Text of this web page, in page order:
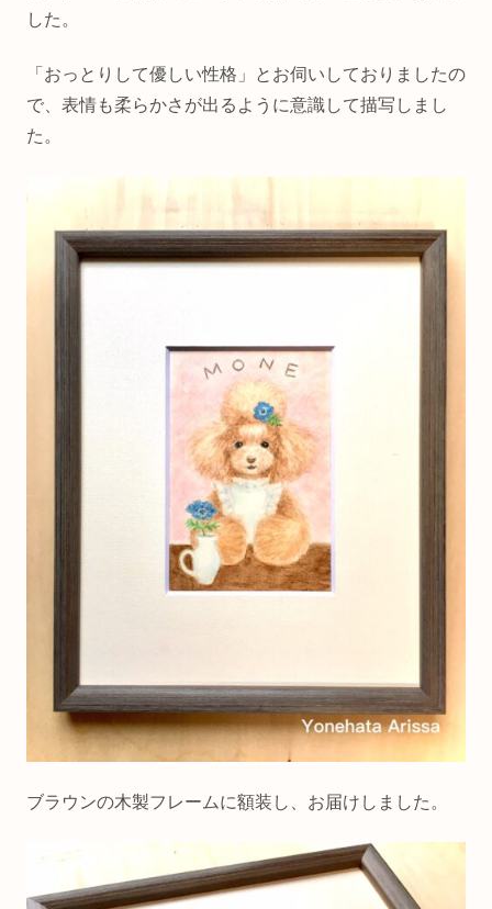
した。
「おっとりして優しい性格」とお伺いしておりましたの
で、表情も柔らかさが出るように意識して描写しまし
た。
ブラウンの木製フレームに額装し、お届けしました。